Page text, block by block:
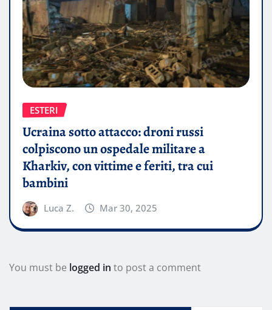
ESTERI
Ucraina sotto attacco: droni russi
colpiscono un ospedale militare a
Kharkiv, con vittime e feriti, tra cui
bambini
Luca Z. Mar 30, 2025
You must be logged in to post a comment